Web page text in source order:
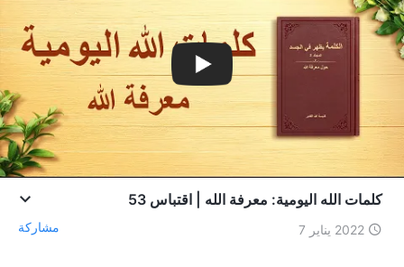
كلمات الله اليومية: معرفة الله | اقتباس 53
2022 يناير 7 مشاركة